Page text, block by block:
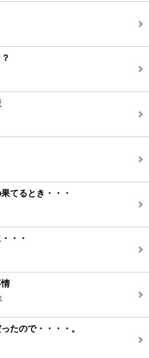
てるとき・・・
・・
たので・・・・。